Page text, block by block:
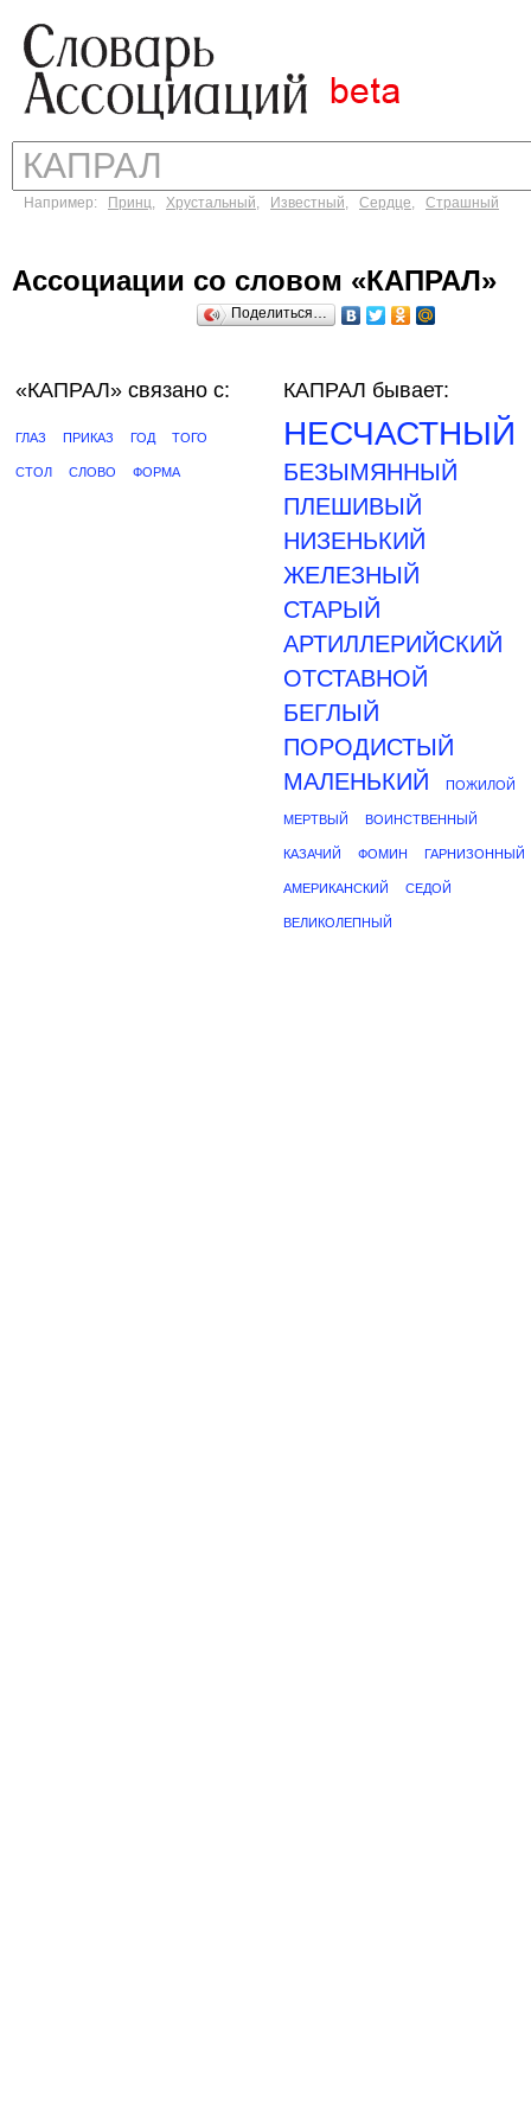
Например: Принц, Хрустальный, Известный, Сердце, Страшный
Ассоциации со словом «КАПРАЛ»
Поделиться…
«КАПРАЛ» связано с:
ГЛАЗ ПРИКАЗ ГОД ТОГО
СТОЛ СЛОВО ФОРМА
КАПРАЛ бывает:
НЕСЧАСТНЫЙ
БЕЗЫМЯННЫЙ
ПЛЕШИВЫЙ
НИЗЕНЬКИЙ
ЖЕЛЕЗНЫЙ
СТАРЫЙ
АРТИЛЛЕРИЙСКИЙ
ОТСТАВНОЙ
БЕГЛЫЙ
ПОРОДИСТЫЙ
МАЛЕНЬКИЙ
ПОЖИЛОЙ
МЕРТВЫЙ ВОИНСТВЕННЫЙ
КАЗАЧИЙ ФОМИН ГАРНИЗОННЫЙ
АМЕРИКАНСКИЙ СЕДОЙ
ВЕЛИКОЛЕПНЫЙ